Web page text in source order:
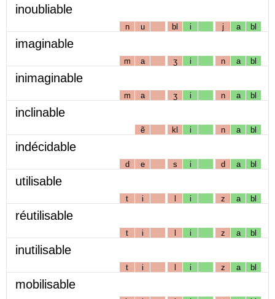
inoubliable
n u bl i j a bl
imaginable
m a ʒ i n a bl
inimaginable
m a ʒ i n a bl
inclinable
ẽ kl i n a bl
indécidable
d e s i d a bl
utilisable
t i l i z a bl
réutilisable
t i l i z a bl
inutilisable
t i l i z a bl
mobilisable